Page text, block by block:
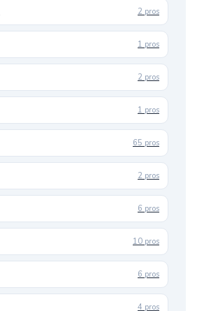
2 pros
1 pros
2 pros
1 pros
65 pros
2 pros
6 pros
10 pros
6 pros
4 pros